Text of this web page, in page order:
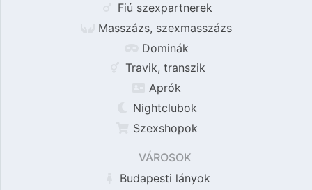
Fiú szexpartnerek
Masszázs, szexmasszázs
Dominák
Travik, transzik
Aprók
Nightclubok
Szexshopok
VÁROSOK
Budapesti lányok